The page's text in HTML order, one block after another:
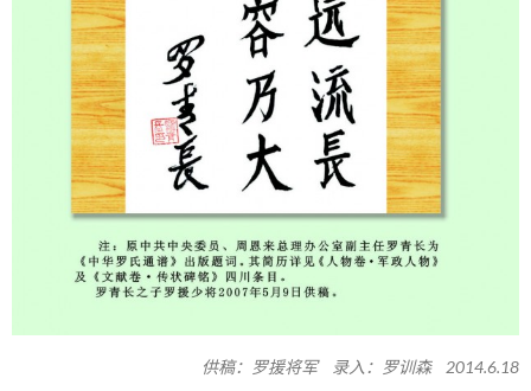
供稿：罗援将军 录入：罗训森 2014.6.18